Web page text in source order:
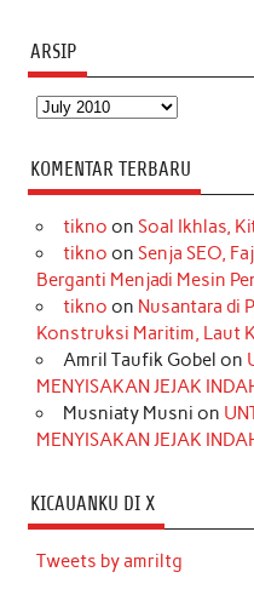
ARSIP
Arsip
KOMENTAR TERBARU
tikno on Soal Ikhlas,
tikno on Senja SEO,
Berganti Menjadi Mesin
tikno on Nusantara di
Konstruksi Maritim, Laut
Amril Taufik Gobel on
MENYISAKAN JEJAK
Musniaty Musni on
MENYISAKAN JEJAK
KICAUANKU DI X
Tweets by amriltg